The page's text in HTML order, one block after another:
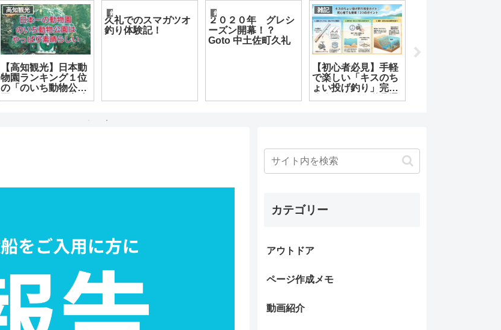
高知観光
【高知観光】日本動
物園ランキング１位
の「のいち動物公
釣果情報
久礼でのスマガツオ
釣り体験記！
釣果情報
２０２０年 グレシ
ーズン開幕！？
Goto 中土佐町久礼
雑記
【初心者必見】手軽
で楽しい「キスのち
ょい投げ釣り」完全
カテゴリー
アウトドア
ページ作成メモ
動画紹介